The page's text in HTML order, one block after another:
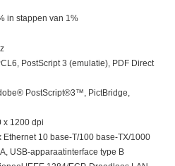
in stappen van 1%
PostScript 3 (emulatie), PDF Direct
PostScript®3™, PictBridge,
x 1200 dpi
Ethernet 10 base-T/100 base-TX/1000
USB-apparaatinterface type B